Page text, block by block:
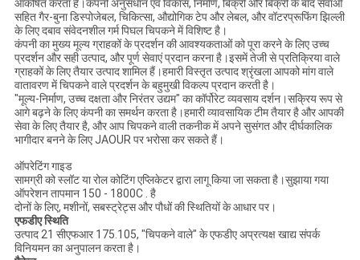
आकर्षित करता है।कंपनी अनुसंधान एवं विकास, निर्माण, बिक्री और बिक्री के बाद सेवाओं
सहित गैर-बुना डिस्पोजेबल, चिकित्सा, औद्योगिक टेप और लेबल, और वॉटरप्रूफिंग झिल्ली
के लिए दबाव संवेदनशील गर्म पिघल चिपकने में विशिष्ट है।
कंपनी का मुख्य मूल्य ग्राहकों के प्रदर्शन की आवश्यकताओं को पूरा करने के लिए उच्च
प्रदर्शन और सही उत्पाद, और पूर्ण सेवाएं प्रदान करना है।इसमें तेजी से प्रतिक्रिया वाले
ग्राहकों के लिए तैयार उत्पाद शामिल हैं।हमारी विस्तृत उत्पाद श्रृंखला आपको मांग वाले
वातावरण में चिपकने वाले प्रदर्शन के बहुमुखी विकल्प प्रदान करती है।
"मूल्य-निर्माण, उच्च दक्षता और निरंतर उद्यम" का कॉर्पोरेट व्यवसाय दर्शन।सक्रिय रूप से
आगे बढ़ने के लिए कंपनी का समर्थन करता है।हमारी व्यावसायिक टीम तैयार है और आपकी
सेवा के लिए तैयार है, और आप चिपकने वाली तकनीक में अपने सुसंगत और दीर्घकालिक
भागीदार बनने के लिए JAOUR पर भरोसा कर सकते हैं।
ऑपरेटिंग गाइड
सामग्री को स्लॉट या रोल कोटिंग एप्लिकेटर द्वारा लागू किया जा सकता है।सुझाया गया
ऑपरेशन तापमान 150 - 1800C . है
दोनों के लिए, मशीनों, सबस्ट्रेट्स और पौधों की स्थितियों के आधार पर।
एफडीए स्थिति
उत्पाद 21 सीएफआर 175.105, "चिपकने वाले" के एफडीए अप्रत्यक्ष खाद्य संपर्क
विनियमन का अनुपालन करता है।